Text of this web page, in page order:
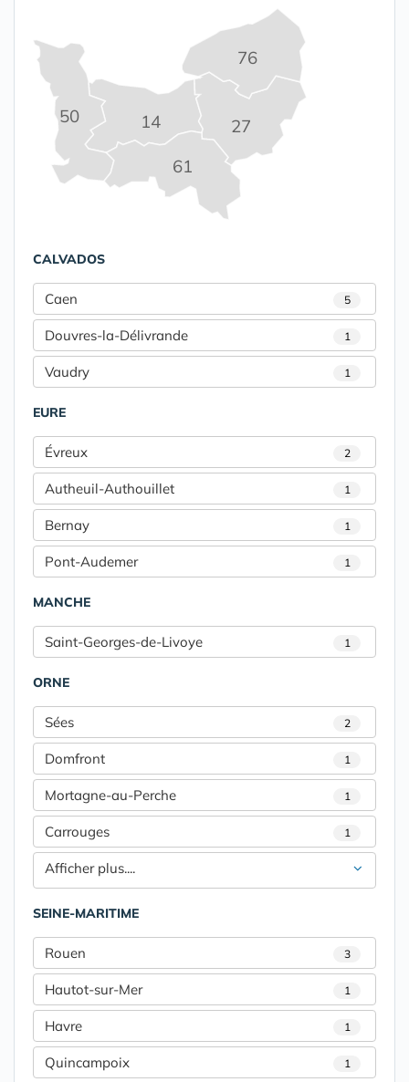
14 27
50
61
76
CALVADOS
Caen 5
Douvres-la-Délivrande 1
Vaudry 1
EURE
Évreux 2
Autheuil-Authouillet 1
Bernay 1
Pont-Audemer 1
MANCHE
Saint-Georges-de-Livoye 1
ORNE
Sées 2
Domfront 1
Mortagne-au-Perche 1
Carrouges 1
Afficher plus....
SEINE-MARITIME
Rouen 3
Hautot-sur-Mer 1
Havre 1
Quincampoix 1